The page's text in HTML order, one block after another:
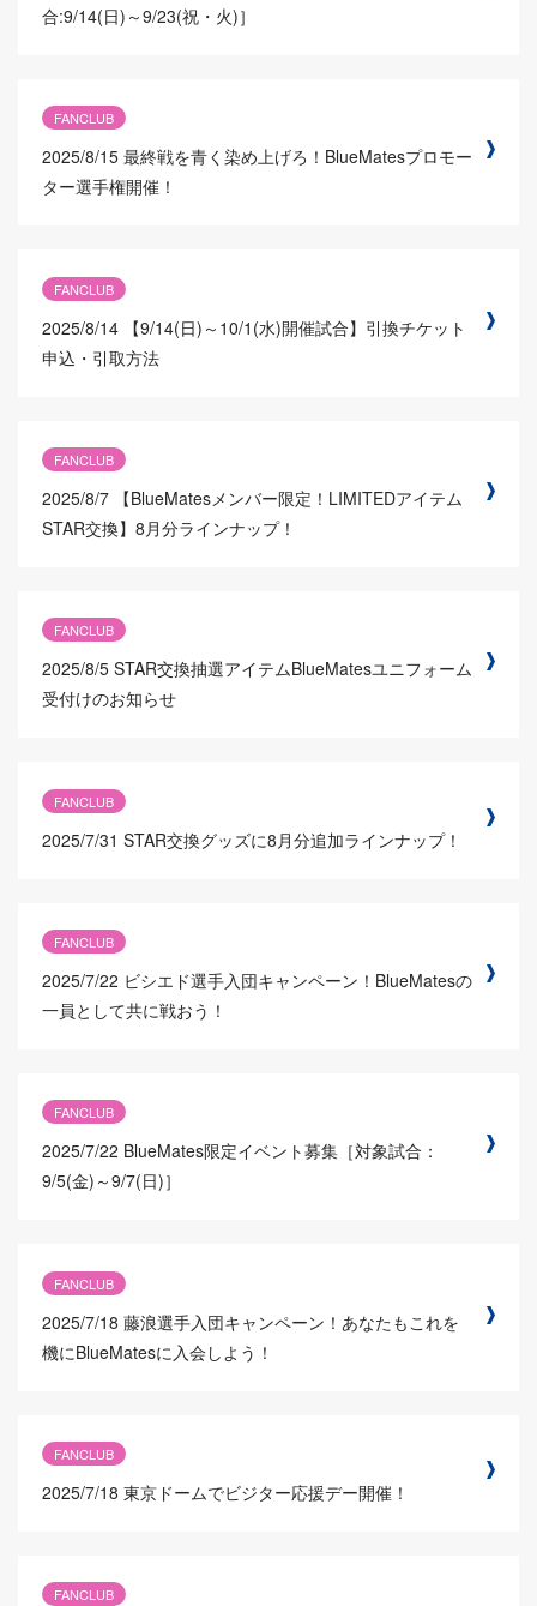
合:9/14(日)～9/23(祝・火)］
FANCLUB
2025/8/15 最終戦を青く染め上げろ！BlueMatesプロモー
ター選手権開催！
FANCLUB
2025/8/14 【9/14(日)～10/1(水)開催試合】引換チケット
申込・引取方法
FANCLUB
2025/8/7 【BlueMatesメンバー限定！LIMITEDアイテム
STAR交換】8月分ラインナップ！
FANCLUB
2025/8/5 STAR交換抽選アイテムBlueMatesユニフォーム
受付けのお知らせ
FANCLUB
2025/7/31 STAR交換グッズに8月分追加ラインナップ！
FANCLUB
2025/7/22 ビシエド選手入団キャンペーン！BlueMatesの
一員として共に戦おう！
FANCLUB
2025/7/22 BlueMates限定イベント募集［対象試合：
9/5(金)～9/7(日)］
FANCLUB
2025/7/18 藤浪選手入団キャンペーン！あなたもこれを
機にBlueMatesに入会しよう！
FANCLUB
2025/7/18 東京ドームでビジター応援デー開催！
FANCLUB